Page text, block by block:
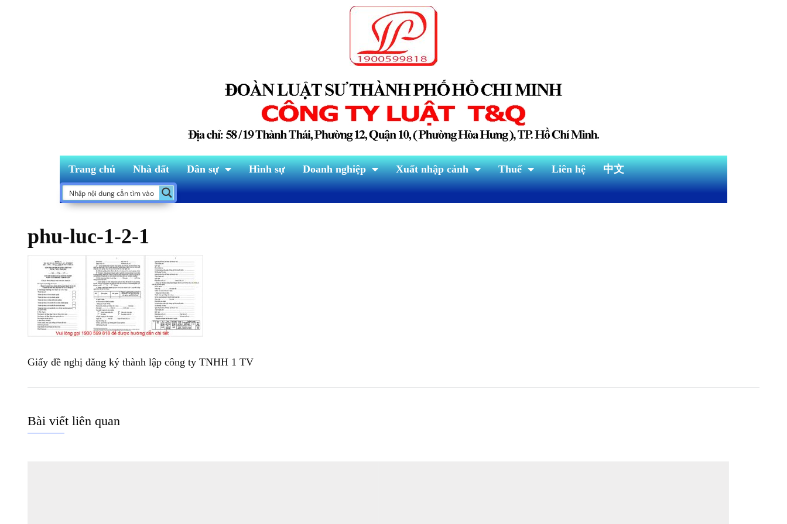
Trang chủ Nhà đất Dân sự Hình sự Doanh nghiệp Xuất nhập cảnh Thuế Liên hệ 中文
phu-luc-1-2-1
Giấy đề nghị đăng ký thành lập công ty TNHH 1 TV
Bài viết liên quan